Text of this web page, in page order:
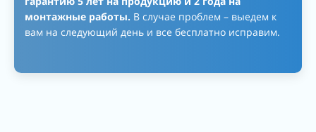
монтажные работы. В случае проблем – выедем к
вам на следующий день и все бесплатно исправим.